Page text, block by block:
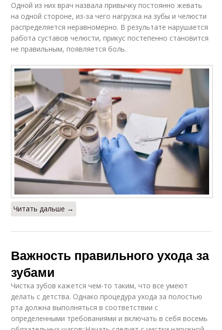
Одной из них врач назвала привычку постоянно жевать
на одной стороне, из-за чего нагрузка на зубы и челюсти
распределяется неравномерно. В результате нарушается
работа суставов челюсти, прикус постепенно становится
не правильным, появляется боль.
Читать дальше →
Важность правильного ухода за
зубами
Чистка зубов кажется чем-то таким, что все умеют
делать с детства. Однако процедура ухода за полостью
рта должна выполняться в соответствии с
определенными требованиями и включать в себя восемь